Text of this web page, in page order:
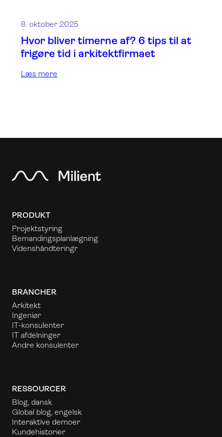
8. oktober 2025
Hvor bliver timerne af? 6 tips til at
frigøre tid i arkitektfirmaet
Læs mere
PRODUKT
Projektstyring
Bemandingsplanlægning
Videnshåndteringr
BRANCHER
Arkitekt
Ingeniør
IT-konsulenter
IT afdelninger
Andre konsulenter
RESSOURCER
Blog, dansk
Global blog, engelsk
Interaktive demoer
Kundehistorier